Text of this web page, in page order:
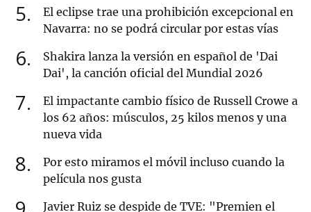
5
El eclipse trae una prohibición excepcional en
Navarra: no se podrá circular por estas vías
6
Shakira lanza la versión en español de 'Dai
Dai', la canción oficial del Mundial 2026
7
El impactante cambio físico de Russell Crowe a
los 62 años: músculos, 25 kilos menos y una
nueva vida
8
Por esto miramos el móvil incluso cuando la
película nos gusta
Javier Ruiz se despide de TVE: "Premien el